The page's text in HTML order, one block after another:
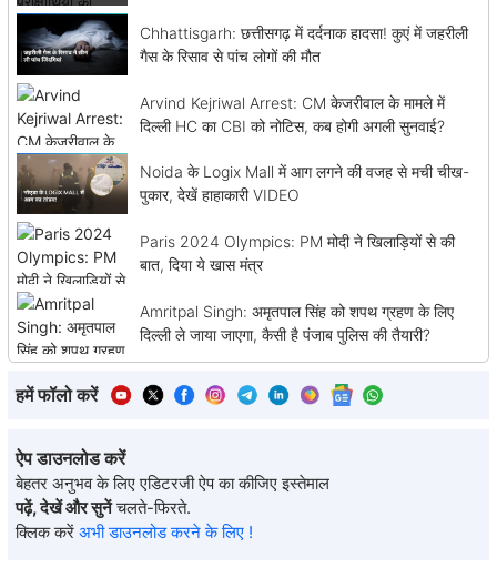
Chhattisgarh: छत्तीसगढ़ में दर्दनाक हादसा! कुएं में जहरीली
गैस के रिसाव से पांच लोगों की मौत
Arvind Kejriwal Arrest: CM केजरीवाल के मामले में
दिल्ली HC का CBI को नोटिस, कब होगी अगली सुनवाई?
Noida के Logix Mall में आग लगने की वजह से मची चीख-
पुकार, देखें हाहाकारी VIDEO
Paris 2024 Olympics: PM मोदी ने खिलाड़ियों से की
बात, दिया ये खास मंत्र
Amritpal Singh: अमृतपाल सिंह को शपथ ग्रहण के लिए
दिल्ली ले जाया जाएगा, कैसी है पंजाब पुलिस की तैयारी?
हमें फॉलो करें
ऐप डाउनलोड करें
बेहतर अनुभव के लिए एडिटरजी ऐप का कीजिए इस्तेमाल
पढ़ें, देखें और सुनें चलते-फिरते.
क्लिक करें अभी डाउनलोड करने के लिए !